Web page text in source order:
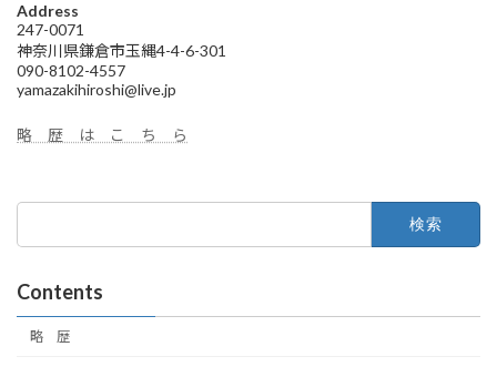
Address
247-0071
神奈川県鎌倉市玉縄4-4-6-301
090-8102-4557
yamazakihiroshi@live.jp
略 歴 は こ ち ら
Contents
略 歴